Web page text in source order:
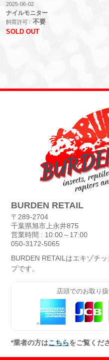
2025-06-02
ナイルモニター
飼育許可
不要
SOLD OUT
BURDEN RETAIL
〒289-2704
千葉県旭市上永井875
営業時間 : 10:00～17:00
050-3172-5065
BURDEN RETAILはエキゾチ
プです。
店頭でのお取り
*業者の方はこちらをご覧くだ